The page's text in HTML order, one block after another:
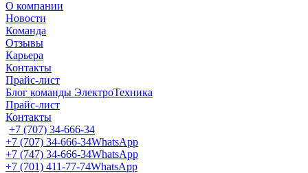
О компании
Новости
Команда
Отзывы
Карьера
Контакты
Прайс-лист
Блог команды ЭлектроТехника
Прайс-лист
Контакты
+7 (707) 34-666-34
+7 (707) 34-666-34WhatsApp
+7 (747) 34-666-34WhatsApp
+7 (701) 411-77-74WhatsApp